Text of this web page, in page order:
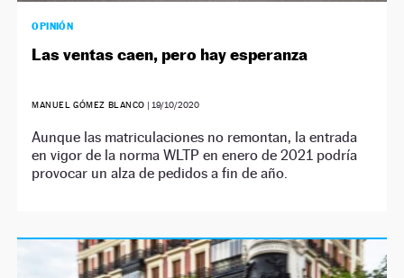
OPINIÓN
Las ventas caen, pero hay esperanza
MANUEL GÓMEZ BLANCO | 19/10/2020
Aunque las matriculaciones no remontan, la entrada
en vigor de la norma WLTP en enero de 2021 podría
provocar un alza de pedidos a fin de año.